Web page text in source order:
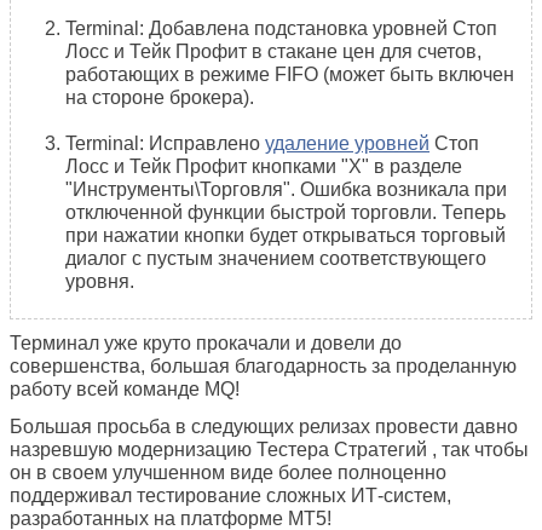
Terminal: Добавлена подстановка уровней Стоп
Лосс и Тейк Профит в стакане цен для счетов,
работающих в режиме FIFO (может быть включен
на стороне брокера).
Terminal: Исправлено удаление уровней Стоп
Лосс и Тейк Профит кнопками "Х" в разделе
"Инструменты\Торговля". Ошибка возникала при
отключенной функции быстрой торговли. Теперь
при нажатии кнопки будет открываться торговый
диалог с пустым значением соответствующего
уровня.
Терминал уже круто прокачали и довели до
совершенства, большая благодарность за проделанную
работу всей команде MQ!
Большая просьба в следующих релизах провести давно
назревшую модернизацию Тестера Стратегий , так чтобы
он в своем улучшенном виде более полноценно
поддерживал тестирование сложных ИТ-систем,
разработанных на платформе МТ5!